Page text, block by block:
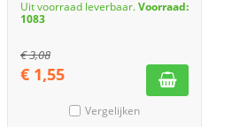
Uit voorraad leverbaar.Voorraad:
1083
€3,08
€ 1,55
Vergelijken